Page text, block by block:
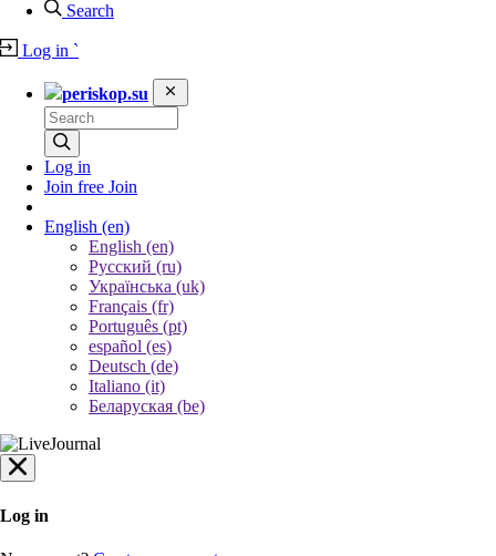
Search
Log in `
periskop.su
Log in
Join free Join
English (en)
English (en)
Русский (ru)
Українська (uk)
Français (fr)
Português (pt)
español (es)
Deutsch (de)
Italiano (it)
Беларуская (be)
Log in